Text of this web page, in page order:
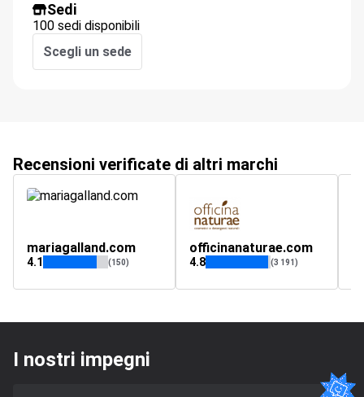
Sedi
100 sedi disponibili
Scegli un sede
Recensioni verificate di altri marchi
mariagalland.com
4.1 (150)
officinanaturae.com
4.8 (3 191)
I nostri impegni